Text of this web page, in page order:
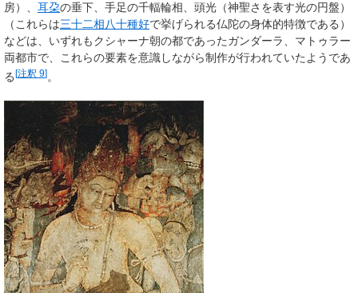
房）、 耳朶の垂下、手足の千輻輪相、頭光（神聖さを表す光の円盤）
（これらは三十二相八十種好で挙げられる仏陀の身体的特徴である）
などは、いずれもクシャーナ朝の都であったガンダーラ、マトゥラー
両都市で、これらの要素を意識しながら制作が行われていたようであ
る [注釈 9] 。